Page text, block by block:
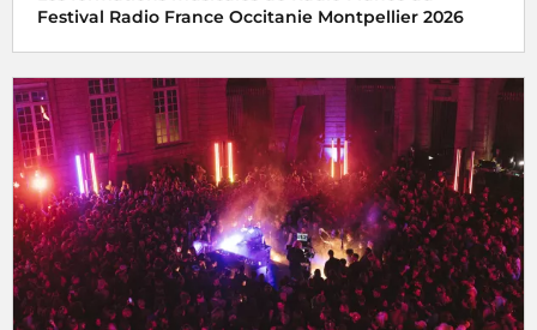
Festival Radio France Occitanie Montpellier 2026